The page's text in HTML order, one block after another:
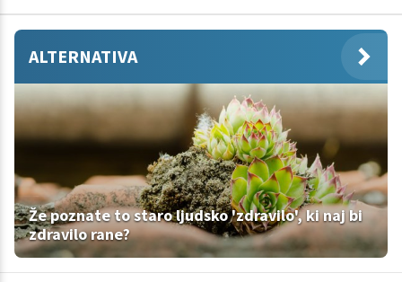
ALTERNATIVA
Že poznate to staro ljudsko 'zdravilo', ki naj bi
zdravilo rane?